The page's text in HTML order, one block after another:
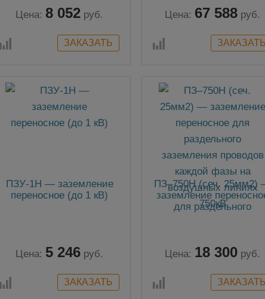
Цена: 8 052 руб. Цена: 67 588 руб.
ПЗУ-1Н — заземление
переносное (до 1 кВ)
Цена: 5 246 руб.
ПЗ–750Н (сеч. 25мм2)
заземление
для раздельного
750кВ
Цена: 18 300 руб.